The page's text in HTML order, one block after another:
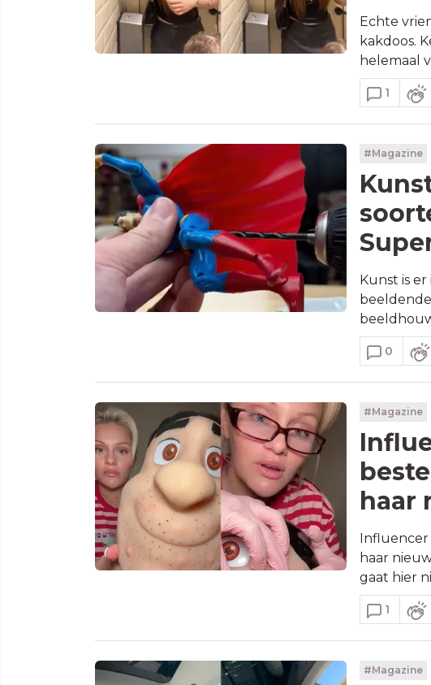
Echte
kakdoos.
helemaal
1
#Magazine
Kunst is
0
#Magazine
haar
Influencer
haar
gaat hier
1
#Magazine